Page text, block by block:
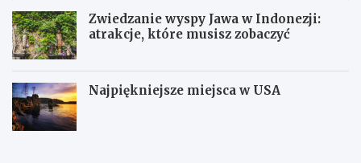
e
L
o
s
i
n
y
ó
w
Zwiedzanie wyspy Jawa w Indonezji:
atrakcje, które musisz zobaczyć
Najpiękniejsze miejsca w USA
K
P